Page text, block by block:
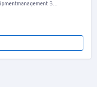
Bestand Container, Welt